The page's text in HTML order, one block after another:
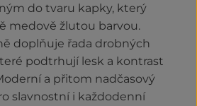
do tvaru kapky, který
medově žlutou barvou.
doplňuje řada drobných
podtrhují lesk a kontrast
a přitom nadčasový
slavnostní i každodenní